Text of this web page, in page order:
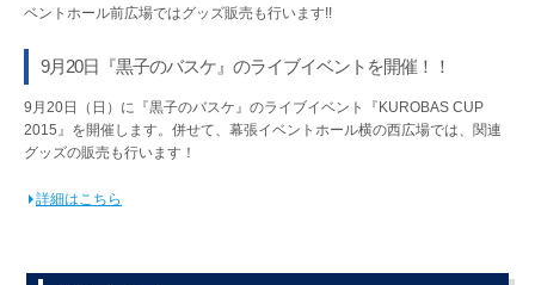
ベントホール前広場ではグッズ販売も行います!!
9月20日『黒子のバスケ』のライブイベントを開催！！
9月20日（日）に『黒子のバスケ』のライブイベント『KUROBAS CUP
2015』を開催します。併せて、幕張イベントホール横の西広場では、関連
グッズの販売も行います！
詳細はこちら